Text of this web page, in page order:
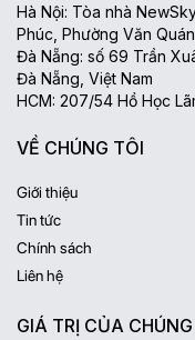
Hà Nội: Tòa nhà
Phúc, Phường Văn
Đà Nẵng: số 69 Trần
Đà Nẵng, Việt Nam
HCM: 207/54 Hồ Học
VỀ CHÚNG TÔI
Giới thiệu
Tin tức
Chính sách
Liên hệ
GIÁ TRỊ CỦA